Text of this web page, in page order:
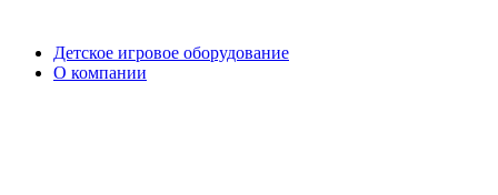
Детское игровое оборудование
О компании